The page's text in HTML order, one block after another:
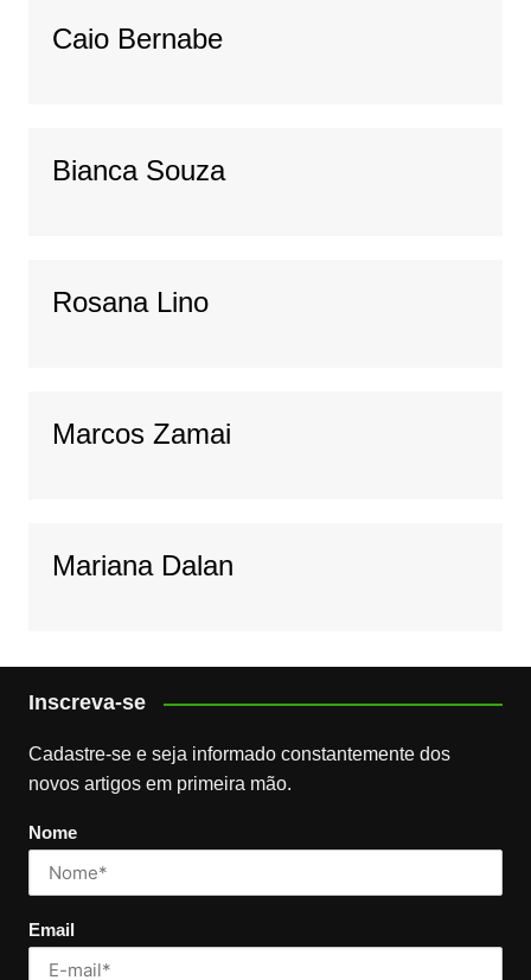
Caio Bernabe
Bianca Souza
Rosana Lino
Marcos Zamai
Mariana Dalan
Inscreva-se
Cadastre-se e seja informado constantemente dos
novos artigos em primeira mão.
Nome
Email